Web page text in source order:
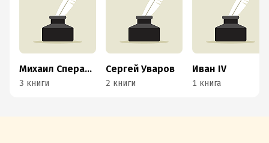
Михаил Сперанский
3 книги
Сергей Уваров
2 книги
Иван IV
1 книга